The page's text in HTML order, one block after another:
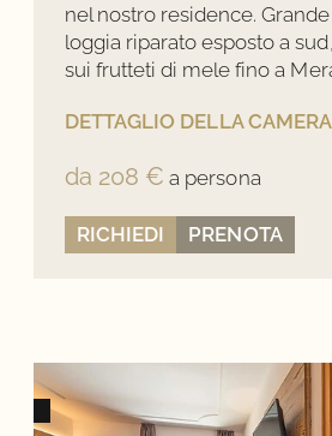
nel nostro residence.
loggia riparato esposto a
sui frutteti di mele fino a
DETTAGLIO DELLA CAMERA
da 208 € a persona
RICHIEDI PRENOTA